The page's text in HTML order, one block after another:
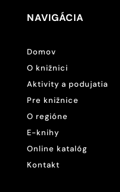
NAVIGÁCIA
Domov
O knižnici
Aktivity a podujatia
Pre knižnice
O regióne
E-knihy
Online katalóg
Kontakt